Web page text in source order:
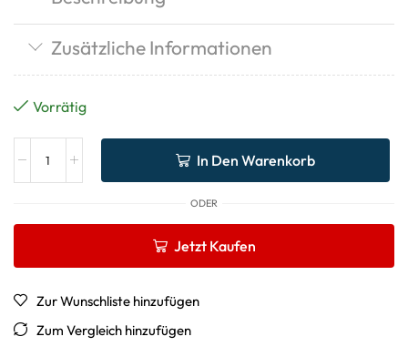
Zusätzliche Informationen
Vorrätig
In Den Warenkorb
ODER
Jetzt Kaufen
Zur Wunschliste hinzufügen
Zum Vergleich hinzufügen